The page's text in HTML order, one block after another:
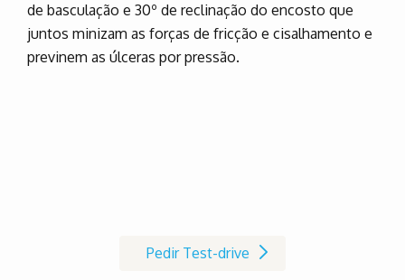
de basculação e 30º de reclinação do encosto que
juntos minizam as forças de fricção e cisalhamento e
previnem as úlceras por pressão.
Pedir Test-drive